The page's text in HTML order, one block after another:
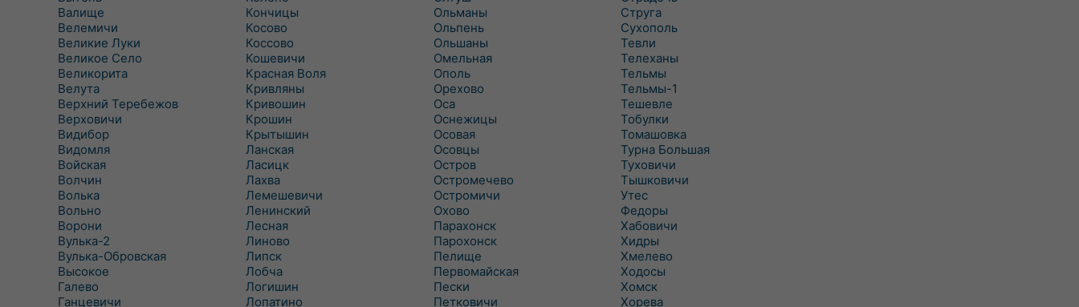
Валище
Велемичи
Великие Луки
Великое Село
Великорита
Велута
Верхний Теребежов
Верховичи
Видибор
Видомля
Войская
Волчин
Волька
Вольно
Ворони
Вулька-2
Вулька-Обровская
Высокое
Галево
Ганцевичи
Кончицы
Косово
Коссово
Кошевичи
Красная Воля
Кривляны
Кривошин
Крошин
Крытышин
Ланская
Ласицк
Лахва
Лемешевичи
Ленинский
Лесная
Линово
Липск
Лобча
Логишин
Лопатино
Ольманы
Ольпень
Ольшаны
Омельная
Ополь
Орехово
Оса
Оснежицы
Осовая
Осовцы
Остров
Остромечево
Остромичи
Охово
Парахонск
Парохонск
Пелище
Первомайская
Пески
Петковичи
Струга
Сухополь
Тевли
Телеханы
Тельмы
Тельмы-1
Тешевле
Тобулки
Томашовка
Турна Большая
Туховичи
Тышковичи
Утес
Федоры
Хабовичи
Хидры
Хмелево
Ходосы
Хомск
Хорева